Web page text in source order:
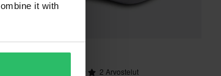
it with
26,99 €
2 Arvostelut